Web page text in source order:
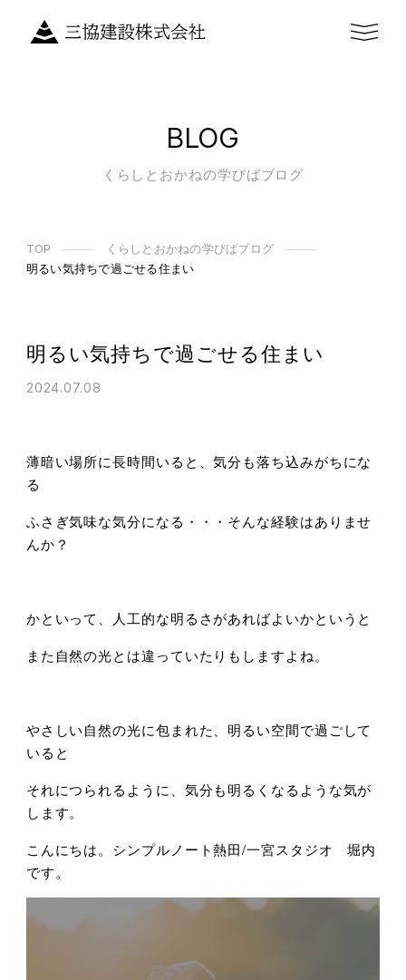
BLOG
くらしとおかねの学びばブログ
TOP
くらしとおかねの学びばブログ
明るい気持ちで過ごせる住まい
明るい気持ちで過ごせる住まい
2024.07.08
薄暗い場所に長時間いると、気分も落ち込みがちにな
る
ふさぎ気味な気分になる・・・そんな経験はありませ
んか？
かといって、人工的な明るさがあればよいかというと
また自然の光とは違っていたりもしますよね。
やさしい自然の光に包まれた、明るい空間で過ごして
いると
それにつられるように、気分も明るくなるような気が
します。
こんにちは。シンプルノート熱田/一宮スタジオ 堀内
です。